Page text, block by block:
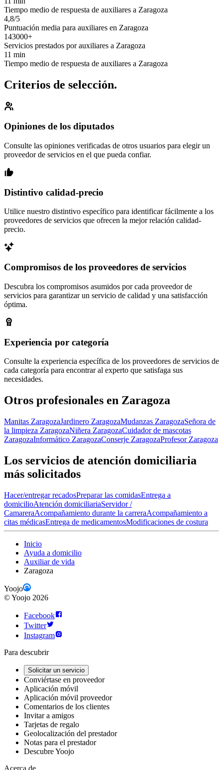
Tiempo medio de respuesta de auxiliares a Zaragoza
4,8/5
Puntuación media para auxiliares en Zaragoza
143000+
Servicios prestados por auxiliares a Zaragoza
11 min
Tiempo medio de respuesta de auxiliares a Zaragoza
Criterios de selección.
Opiniones de los diputados
Consulte las opiniones verificadas de otros usuarios para elegir un
proveedor de servicios en el que pueda confiar.
Distintivo calidad-precio
Utilice nuestro distintivo específico para identificar fácilmente a los
proveedores de servicios que ofrecen la mejor relación calidad-
precio.
Compromisos de los proveedores de servicios
Descubra los compromisos asumidos por cada proveedor de
servicios para garantizar un servicio de calidad y una satisfacción
óptima.
Experiencia por categoría
Consulte la experiencia específica de los proveedores de servicios de
cada categoría para encontrar al experto que satisfaga sus
necesidades.
Otros profesionales en Zaragoza
Manitas ZaragozaJardinero ZaragozaMudanzas ZaragozaSeñora de
la limpieza ZaragozaNiñera ZaragozaCuidador de mascotas
ZaragozaInformático ZaragozaConserje ZaragozaProfesor Zaragoza
Los servicios de atención domiciliaria
más solicitados
Hacer/entregar recadosPreparar las comidasEntrega a
domicilioAtención domiciliariaServidor /
CamareraAcompañamiento durante la carreraAcompañamiento a
citas médicasEntrega de medicamentosModificaciones de costura
Inicio
Ayuda a domicilio
Auxiliar de vida
Zaragoza
Yoojo
©Yoojo 2026
Facebook
Twitter
Instagram
Para descubrir
Solicitar un servicio
Conviértase en proveedor
Aplicación móvil
Aplicación móvil proveedor
Comentarios de los clientes
Invitar a amigos
Tarjetas de regalo
Geolocalización del prestador
Notas para el prestador
Descubre Yoojo
Acerca de